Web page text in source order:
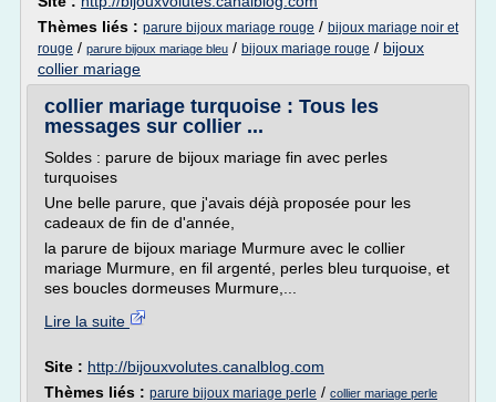
Thèmes liés : parure bijoux mariage rouge / bijoux mariage noir et
rouge / parure bijoux mariage bleu / bijoux mariage rouge / bijoux
collier mariage
collier mariage turquoise : Tous les
messages sur collier ...
Soldes : parure de bijoux mariage fin avec perles
turquoises
Une belle parure, que j'avais déjà proposée pour les
cadeaux de fin de d'année,
la parure de bijoux mariage Murmure avec le collier
mariage Murmure, en fil argenté, perles bleu turquoise, et
ses boucles dormeuses Murmure,...
Lire la suite
Site : http://bijouxvolutes.canalblog.com
Thèmes liés : parure bijoux mariage perle / collier mariage perle